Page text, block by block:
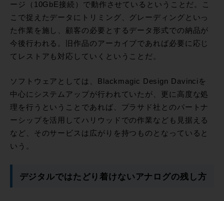
ージ（10GbE接続）で動作させているということだ。こ
こで捉えたデータにトリミング、グレーディングといっ
た作業を施し、顧客の必要とするデータ形式での納品が
今後行われる。旧作品のアーカイブであれば必要に応じ
てレストアも対応していくということだ。
ソフトウェアとしては、Blackmagic Design Davinciを
中心にシステムアップが行われていたが、更に高度な処
理を行うということであれば、プラサド社とのパートナ
ーシップを活用してハリウッドでの作業なども見据える
など、そのサービスは広がりを持つものとなっていると
いう。
デジタルではたどり着けないアナログの残し方